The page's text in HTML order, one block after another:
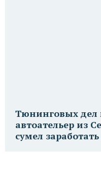
Тюнинговых дел
автоательер из
сумел